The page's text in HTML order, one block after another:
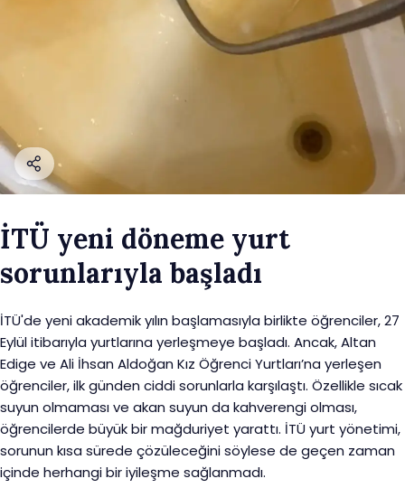
İTÜ yeni döneme yurt
sorunlarıyla başladı
İTÜ'de yeni akademik yılın başlamasıyla birlikte öğrenciler, 27
Eylül itibarıyla yurtlarına yerleşmeye başladı. Ancak, Altan
Edige ve Ali İhsan Aldoğan Kız Öğrenci Yurtları’na yerleşen
öğrenciler, ilk günden ciddi sorunlarla karşılaştı. Özellikle sıcak
suyun olmaması ve akan suyun da kahverengi olması,
öğrencilerde büyük bir mağduriyet yarattı. İTÜ yurt yönetimi,
sorunun kısa sürede çözüleceğini söylese de geçen zaman
içinde herhangi bir iyileşme sağlanmadı.